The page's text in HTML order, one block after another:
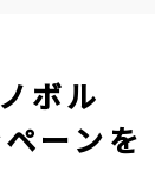
ボル
ーンを